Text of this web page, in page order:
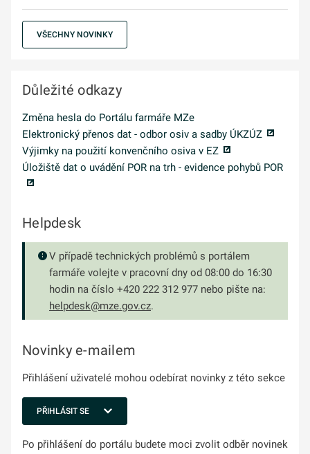
VŠECHNY NOVINKY
Důležité odkazy
Změna hesla do Portálu farmáře MZe
Elektronický přenos dat - odbor osiv a sadby ÚKZÚZ
Výjimky na použití konvenčního osiva v EZ
Úložiště dat o uvádění POR na trh - evidence pohybů POR
Helpdesk
V případě technických problémů s portálem
farmáře volejte v pracovní dny od 08:00 do 16:30
hodin na číslo +420 222 312 977 nebo pište na:
helpdesk@mze.gov.cz.
Novinky e-mailem
Přihlášení uživatelé mohou odebírat novinky z této sekce
PŘIHLÁSIT SE
Po přihlášení do portálu budete moci zvolit odběr novinek